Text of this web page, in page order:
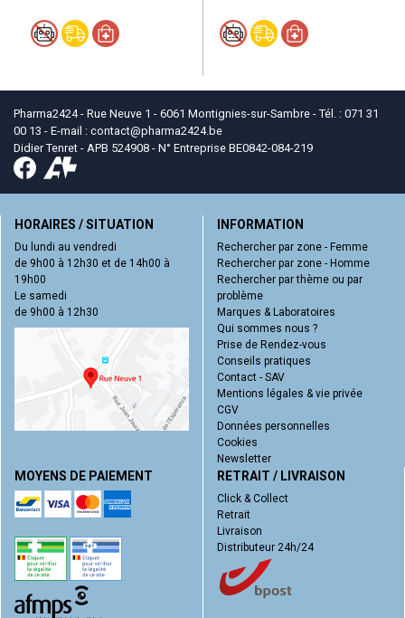
Pharma2424 - Rue Neuve 1 - 6061 Montignies-sur-Sambre - Tél. : 071 31
00 13 - E-mail : contact@pharma2424.be
Didier Tenret - APB 524908 - N° Entreprise BE0842-084-219
HORAIRES / SITUATION
Du lundi au vendredi
de 9h00 à 12h30 et de 14h00 à
19h00
Le samedi
de 9h00 à 12h30
INFORMATION
Rechercher par zone - Femme
Rechercher par zone - Homme
Rechercher par thème ou par
problème
Marques & Laboratoires
Qui sommes nous ?
Prise de Rendez-vous
Conseils pratiques
Contact - SAV
Mentions légales & vie privée
CGV
Données personnelles
Cookies
Newsletter
MOYENS DE PAIEMENT RETRAIT / LIVRAISON
Click & Collect
Retrait
Livraison
Distributeur 24h/24